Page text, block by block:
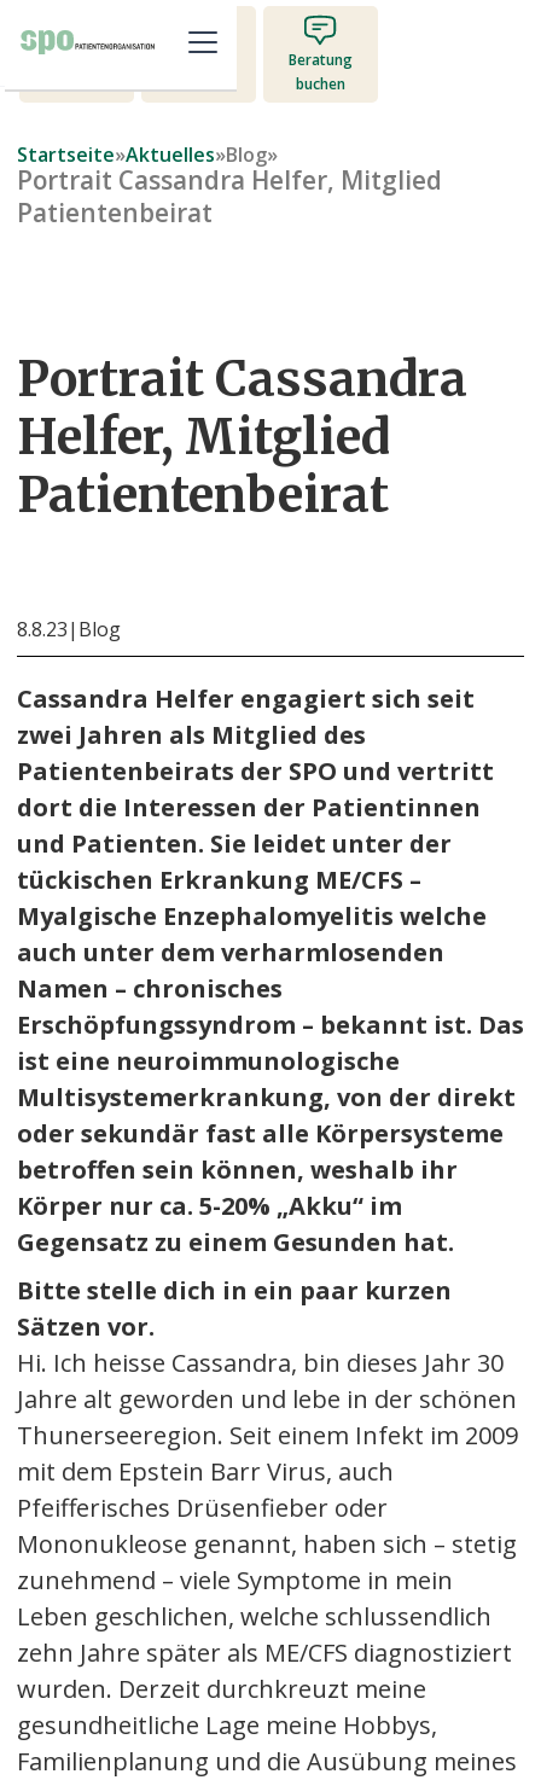
Startseite»Aktuelles»Blog»
Portrait Cassandra Helfer, Mitglied
Patientenbeirat
Portrait Cassandra
Helfer, Mitglied
Patientenbeirat
8.8.23| Blog
Cassandra Helfer engagiert sich seit
zwei Jahren als Mitglied des
Patientenbeirats der SPO und vertritt
dort die Interessen der Patientinnen
und Patienten. Sie leidet unter der
tückischen Erkrankung ME/CFS –
Myalgische Enzephalomyelitis welche
auch unter dem verharmlosenden
Namen – chronisches
Erschöpfungssyndrom – bekannt ist. Das
ist eine neuroimmunologische
Multisystemerkrankung, von der direkt
oder sekundär fast alle Körpersysteme
betroffen sein können, weshalb ihr
Körper nur ca. 5-20% „Akku“ im
Gegensatz zu einem Gesunden hat.
Bitte stelle dich in ein paar kurzen
Sätzen vor.
Hi. Ich heisse Cassandra, bin dieses Jahr 30
Jahre alt geworden und lebe in der schönen
Thunerseeregion. Seit einem Infekt im 2009
mit dem Epstein Barr Virus, auch
Pfeifferisches Drüsenfieber oder
Mononukleose genannt, haben sich – stetig
zunehmend – viele Symptome in mein
Leben geschlichen, welche schlussendlich
zehn Jahre später als ME/CFS diagnostiziert
wurden. Derzeit durchkreuzt meine
gesundheitliche Lage meine Hobbys,
Familienplanung und die Ausübung meines
Mitglied
Beratung
buchen